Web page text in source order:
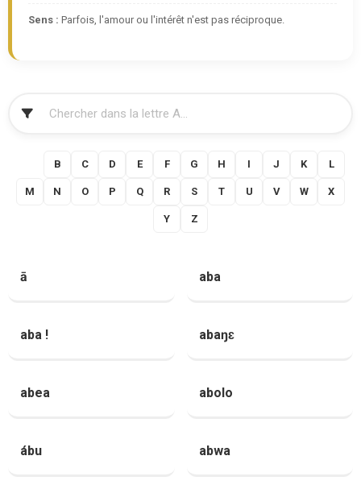
Sens : Parfois, l'amour ou l'intérêt n'est pas réciproque.
B C D E F G H I J K L
M N O P Q R S T U V W X
Y Z
ā aba
aba ! abaŋɛ
abea abolo
ábu abwa